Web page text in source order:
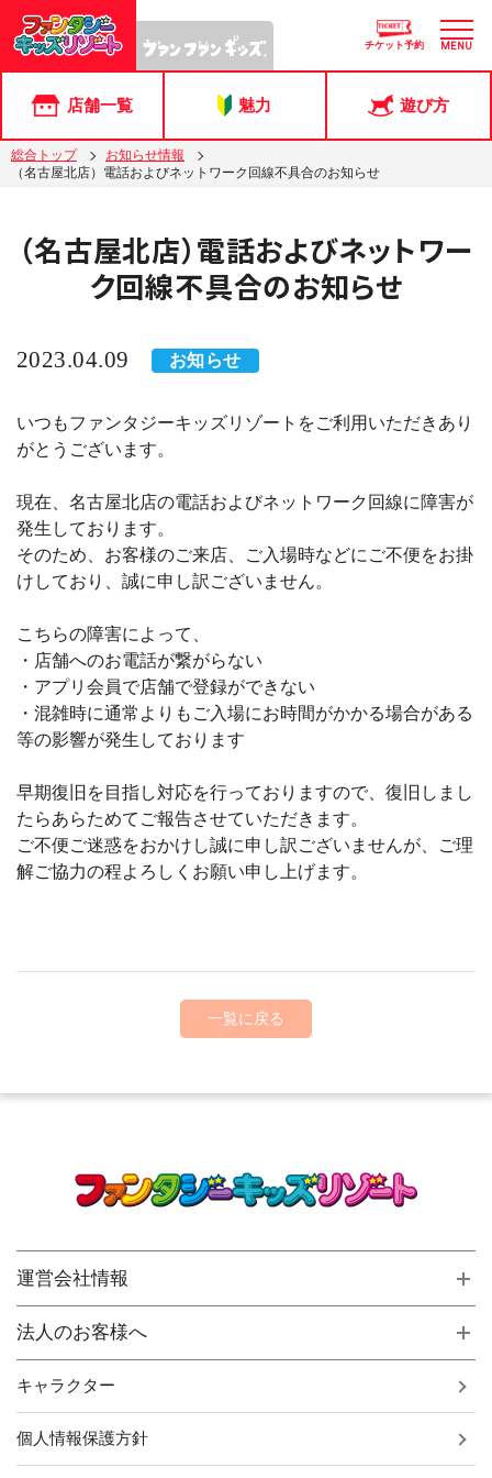
チケット予約 MENU
店舗一覧 魅力 遊び方
総合トップ
お知らせ情報
（名古屋北店）電話およびネットワーク回線不具合のお知らせ
（名古屋北店）電話およびネットワー
ク回線不具合のお知らせ
2023.04.09 お知らせ
いつもファンタジーキッズリゾートをご利用いただきあり
がとうございます。
現在、名古屋北店の電話およびネットワーク回線に障害が
発生しております。
そのため、お客様のご来店、ご入場時などにご不便をお掛
けしており、誠に申し訳ございません。
こちらの障害によって、
・店舗へのお電話が繋がらない
・アプリ会員で店舗で登録ができない
・混雑時に通常よりもご入場にお時間がかかる場合がある
等の影響が発生しております
早期復旧を目指し対応を行っておりますので、復旧しまし
たらあらためてご報告させていただきます。
ご不便ご迷惑をおかけし誠に申し訳ございませんが、ご理
解ご協力の程よろしくお願い申し上げます。
一覧に戻る
運営会社情報
法人のお客様へ
キャラクター
個人情報保護方針